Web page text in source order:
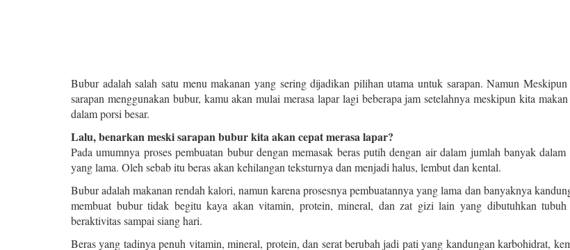
Bubur adalah salah satu menu makanan yang sering dijadikan pilihan utama untuk sarapan. Namun Meskipun
sarapan menggunakan bubur, kamu akan mulai merasa lapar lagi beberapa jam setelahnya meskipun kita
dalam porsi besar.
Lalu, benarkan meski sarapan bubur kita akan cepat merasa lapar?
Pada umumnya proses pembuatan bubur dengan memasak beras putih dengan air dalam jumlah banyak
yang lama. Oleh sebab itu beras akan kehilangan teksturnya dan menjadi halus, lembut dan kental.
Bubur adalah makanan rendah kalori, namun karena prosesnya pembuatannya yang lama dan banyaknya
membuat bubur tidak begitu kaya akan vitamin, protein, mineral, dan zat gizi lain yang dibutuhkan
beraktivitas sampai siang hari.
Beras yang tadinya penuh vitamin, mineral, protein, dan serat berubah jadi pati yang kandungan karbohidrat,